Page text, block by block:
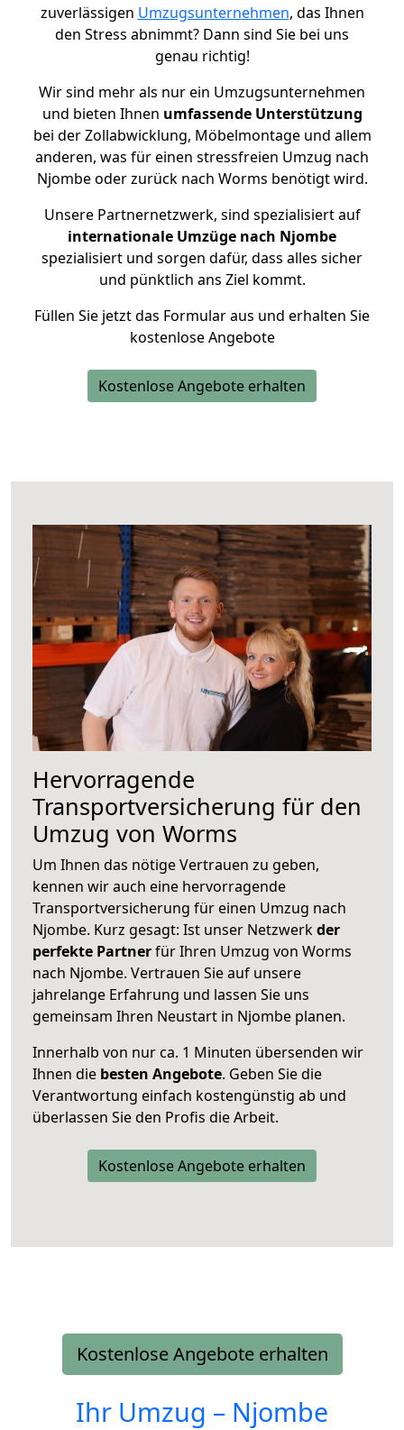
zuverlässigen Umzugsunternehmen, das Ihnen
den Stress abnimmt? Dann sind Sie bei uns
genau richtig!
Wir sind mehr als nur ein Umzugsunternehmen
und bieten Ihnen umfassende Unterstützung
bei der Zollabwicklung, Möbelmontage und allem
anderen, was für einen stressfreien Umzug nach
Njombe oder zurück nach Worms benötigt wird.
Unsere Partnernetzwerk, sind spezialisiert auf
internationale Umzüge nach Njombe
spezialisiert und sorgen dafür, dass alles sicher
und pünktlich ans Ziel kommt.
Füllen Sie jetzt das Formular aus und erhalten Sie
kostenlose Angebote
Kostenlose Angebote erhalten
Hervorragende
Transportversicherung für den
Umzug von Worms
Um Ihnen das nötige Vertrauen zu geben,
kennen wir auch eine hervorragende
Transportversicherung für einen Umzug nach
Njombe. Kurz gesagt: Ist unser Netzwerkder
perfekte Partnerfür Ihren Umzug von Worms
nach Njombe. Vertrauen Sie auf unsere
jahrelange Erfahrung und lassen Sie uns
gemeinsam Ihren Neustart in Njombe planen.
Innerhalb von nur ca. 1 Minuten übersenden wir
Ihnen die besten Angebote. Geben Sie die
Verantwortung einfach kostengünstig ab und
überlassen Sie den Profis die Arbeit.
Kostenlose Angebote erhalten
Kostenlose Angebote erhalten
Ihr Umzug – Njombe